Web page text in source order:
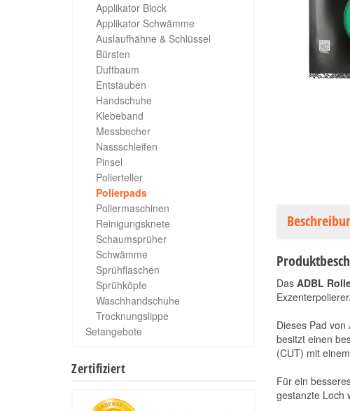
Das ADBL
Exzenterpolierer.
Dieses Pad
besitzt einen
(CUT) mit
Für ein
gestanzte Loch
Applikator Block
Applikator Schwämme
Auslaufhähne & Schlüssel
Bürsten
Duftbaum
Entstauben
Handschuhe
Klebeband
Messbecher
Nassschleifen
Pinsel
Polierteller
Polierpads
Poliermaschinen
Reinigungsknete
Schaumsprüher
Schwämme
Sprühflaschen
Sprühköpfe
Waschhandschuhe
Trocknungslippe
Setangebote
Zertifiziert